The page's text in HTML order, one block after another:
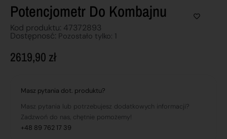
Potencjometr Do Kombajnu
Kod produktu: 47372893
Dostępnosć: Pozostało tylko: 1
2619,90 zł
Masz pytania dot. produktu?
Masz pytania lub potrzebujesz dodatkowych informacji?
Zadzwoń do nas, chętnie pomożemy!
+48 89 762 17 39